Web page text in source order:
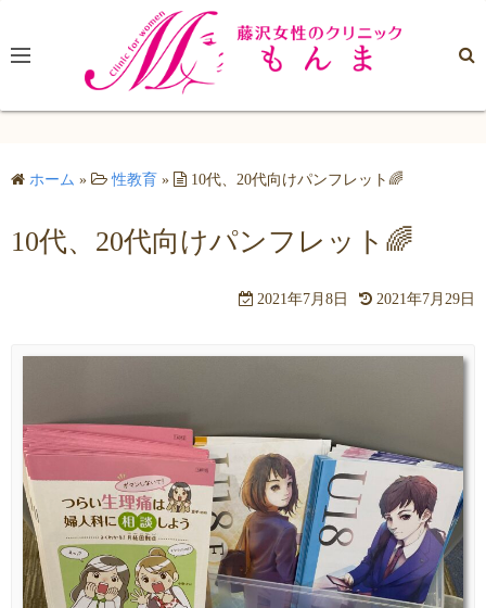
テ
ス
ッ
ホーム » 性教育 » 10代、20代向けパンフレット🌈
10代、20代向けパンフレット🌈
2021年7月8日 2021年7月29日